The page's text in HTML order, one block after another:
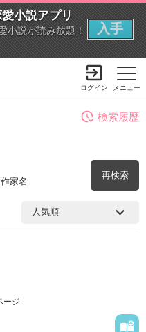
小説アプリ
小説が読み放題！
入手
メニュー
ログイン
家名
再検索
検索履歴
ージ